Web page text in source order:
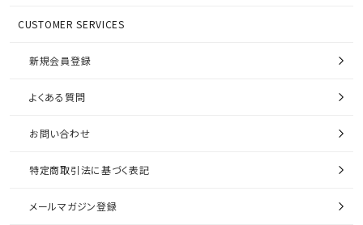
CUSTOMER SERVICES
新規会員登録
よくある質問
お問い合わせ
特定商取引法に基づく表記
メールマガジン登録